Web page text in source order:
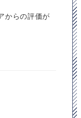
からの評価が